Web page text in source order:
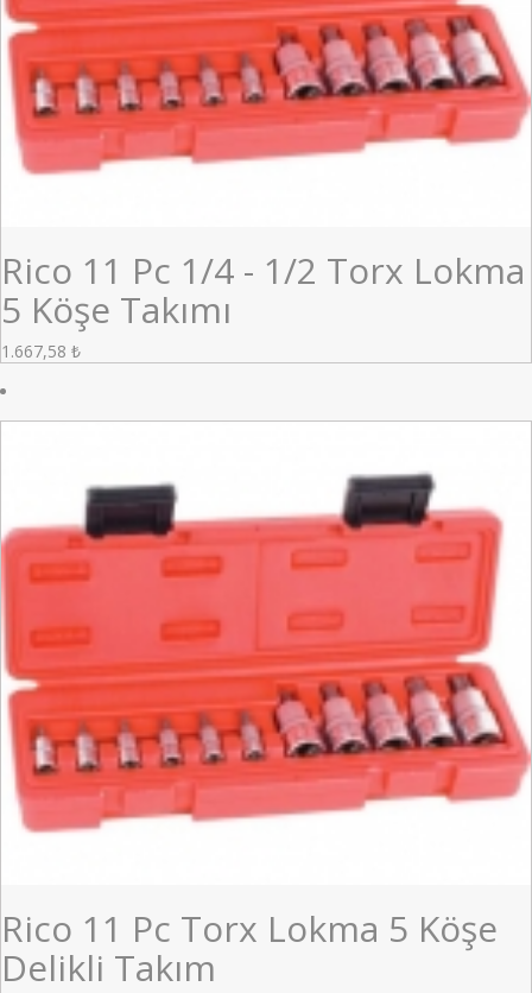
Rico 11 Pc 1/4 - 1/2 Torx Lokma
5 Köşe Takımı
1.667,58 ₺
Rico 11 Pc Torx Lokma 5 Köşe
Delikli Takım